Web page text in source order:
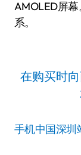
AMOLED屏
系。
在购买时
手机中国深圳